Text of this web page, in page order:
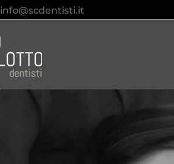
info@scdentisti.it